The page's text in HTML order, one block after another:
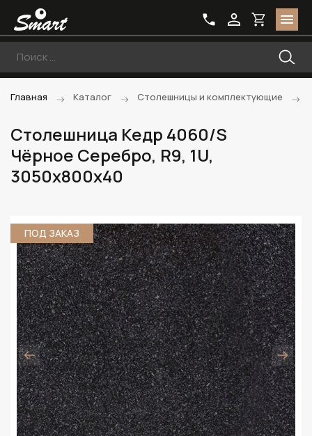
Главная Каталог Столешницы и комплектующие
Столешница Кедр 4060/S
Чёрное Серебро, R9, 1U,
3050х800х40
ПОД ЗАКАЗ